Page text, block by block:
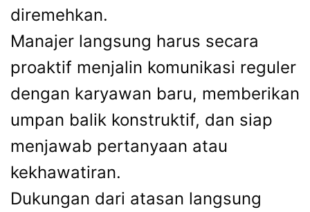
diremehkan.
Manajer langsung harus secara
proaktif menjalin komunikasi reguler
dengan karyawan baru, memberikan
umpan balik konstruktif, dan siap
menjawab pertanyaan atau
kekhawatiran.
Dukungan dari atasan langsung